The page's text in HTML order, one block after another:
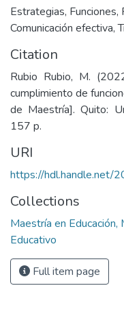
Estrategias, Funciones,
Comunicación efectiva,
Citation
Rubio Rubio, M.
cumplimiento de
de Maestría]. Quito:
157 p.
URI
https://hdl.handle.net/
Collections
Maestría en Educación,
Educativo
Full item page